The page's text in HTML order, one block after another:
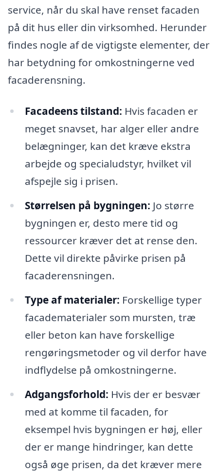
service, når du skal have renset facaden
på dit hus eller din virksomhed. Herunder
findes nogle af de vigtigste elementer, der
har betydning for omkostningerne ved
facaderensning.
Facadeens tilstand: Hvis facaden er
meget snavset, har alger eller andre
belægninger, kan det kræve ekstra
arbejde og specialudstyr, hvilket vil
afspejle sig i prisen.
Størrelsen på bygningen: Jo større
bygningen er, desto mere tid og
ressourcer kræver det at rense den.
Dette vil direkte påvirke prisen på
facaderensningen.
Type af materialer: Forskellige typer
facadematerialer som mursten, træ
eller beton kan have forskellige
rengøringsmetoder og vil derfor have
indflydelse på omkostningerne.
Adgangsforhold: Hvis der er besvær
med at komme til facaden, for
eksempel hvis bygningen er høj, eller
der er mange hindringer, kan dette
også øge prisen, da det kræver mere